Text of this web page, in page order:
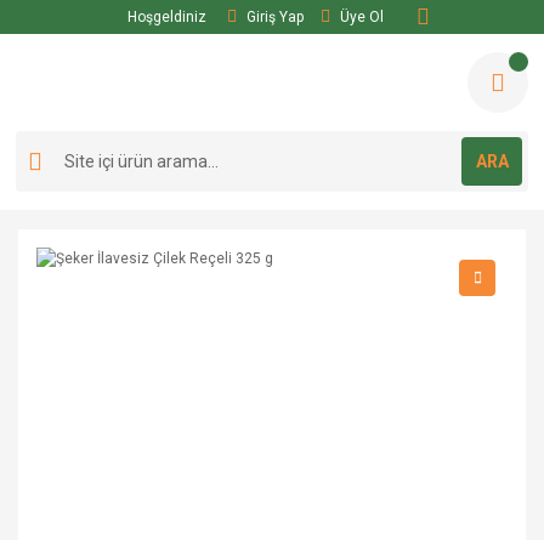
Hoşgeldiniz Giriş Yap Üye Ol
ARA